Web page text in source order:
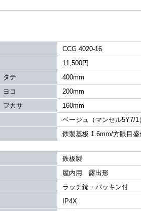
CCG 4020-16
11,500円
タテ
400mm
ヨコ
200mm
フカサ
160mm
ベージュ（マンセル5Y7/1
鉄製基板 1.6mm/方眼目盛
鉄板製
屋内用 露出形
ラッチ錠・パッキン付
IP4X